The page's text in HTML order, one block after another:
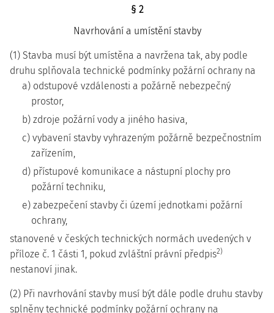
§ 2
Navrhování a umístění stavby
(1) Stavba musí být umístěna a navržena tak, aby podle
druhu splňovala technické podmínky požární ochrany na
a) odstupové vzdálenosti a požárně nebezpečný
prostor,
b) zdroje požární vody a jiného hasiva,
c) vybavení stavby vyhrazeným požárně bezpečnostním
zařízením,
d) přístupové komunikace a nástupní plochy pro
požární techniku,
e) zabezpečení stavby či území jednotkami požární
ochrany,
stanovené v českých technických normách uvedených v
příloze č. 1 části 1, pokud zvláštní právní předpis2)
nestanoví jinak.
(2) Při navrhování stavby musí být dále podle druhu stavby
splněny technické podmínky požární ochrany na